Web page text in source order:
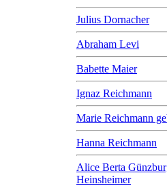
Julius Dornacher
Abraham Levi
Babette Maier
Ignaz Reichmann
Marie Reichmann
Hanna Reichmann
Alice Berta
Heinsheimer